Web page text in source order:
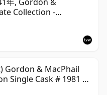
Collection -
Cask 804
Gordon & MacPhail
Single Cask # 1981 41